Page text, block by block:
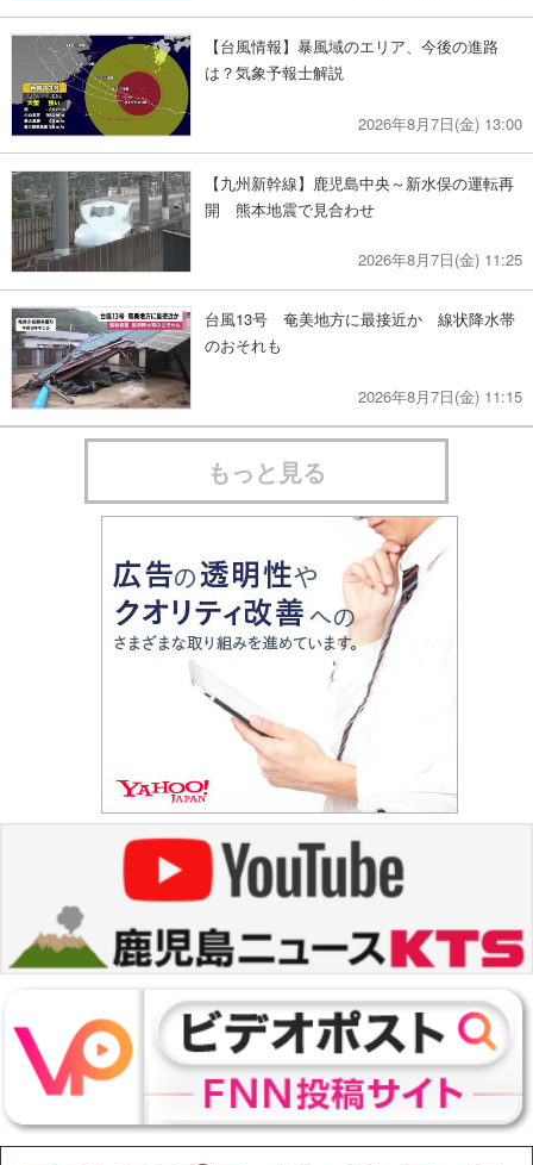
【台風情報】暴風域のエリア、今後の進路
は？気象予報士解説
2026年8月7日(金) 13:00
【九州新幹線】鹿児島中央～新水俣の運転再
開 熊本地震で見合わせ
2026年8月7日(金) 11:25
台風13号 奄美地方に最接近か 線状降水帯
のおそれも
2026年8月7日(金) 11:15
もっと見る